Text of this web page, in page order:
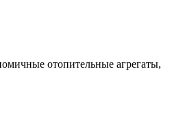
отопительные агрегаты,